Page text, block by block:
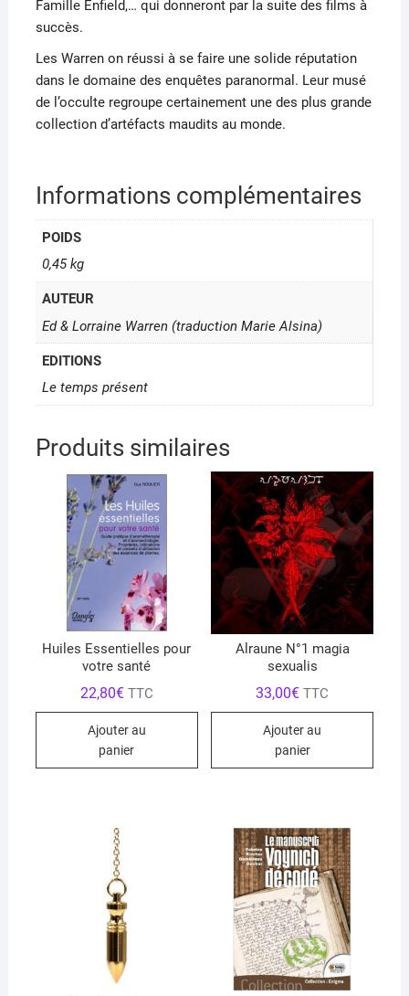
Famille Enfield,… qui donneront par la suite des films à
succès.
Les Warren on réussi à se faire une solide réputation
dans le domaine des enquêtes paranormal. Leur musé
de l’occulte regroupe certainement une des plus grande
collection d’artéfacts maudits au monde.
Informations complémentaires
POIDS
0,45 kg
AUTEUR
Ed & Lorraine Warren (traduction Marie Alsina)
EDITIONS
Le temps présent
Produits similaires
Huiles Essentielles pour
votre santé
22,80€ TTC
Ajouter au
panier
Alraune N°1 magia
sexualis
33,00€ TTC
Ajouter au
panier